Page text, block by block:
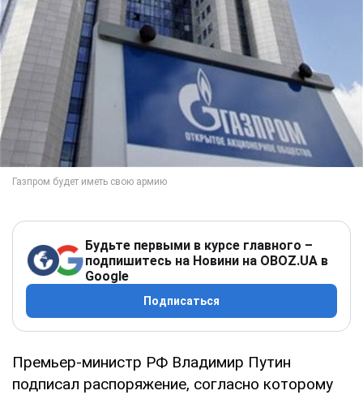
Будьте первыми в курсе главного –
подпишитесь на Новини на OBOZ.UA в
Google
Подписаться
Премьер-министр РФ Владимир Путин
подписал распоряжение, согласно которому